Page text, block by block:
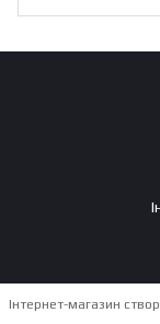
Інтернет-магазин